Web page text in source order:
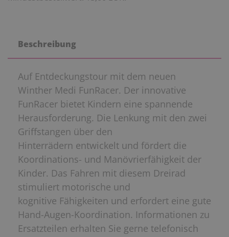
Beschreibung
Auf Entdeckungstour mit dem neuen
Winther Medi FunRacer. Der innovative
FunRacer bietet Kindern eine spannende
Herausforderung. Die Lenkung mit den zwei
Griffstangen über den
Hinterrädern entwickelt und fördert die
Koordinations- und Manövrierfähigkeit der
Kinder. Das Fahren mit diesem Dreirad
stimuliert motorische und
kognitive Fähigkeiten und erfordert eine gute
Hand-Augen-Koordination. Informationen zu
Ersatzteilen erhalten Sie gerne telefonisch